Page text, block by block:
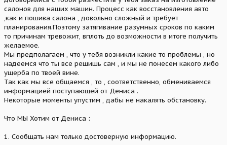
салонов для наших машин. Процесс как восстановления авто
,как и пошива салона , довольно сложный и требует
планирования.Поэтому затягивание разумных сроков по каким
то причинам тревожит, вплоть до возможности в итоге получить
желаемое.
Мы предполагаем , что у тебя возникли какие то проблемы , но
надеемся что ты все решишь сам , и мы не понесем какого либо
ущерба по твоей вине.
Так как мы все общаемся , то , соответственно, обмениваемся
информацией поступающей от Дениса .
Некоторые моменты упустим , дабы не накалять обстановку.
Что МЫ Хотим от Дениса :
1. Сообщать нам только достоверную информацию.